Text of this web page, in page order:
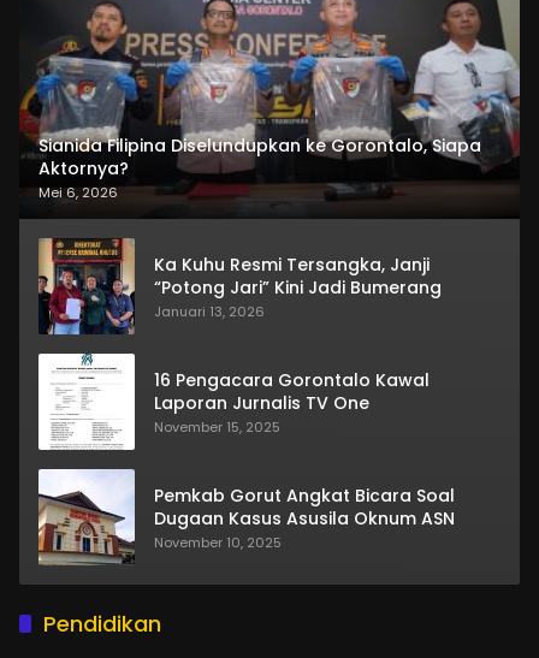
Sianida Filipina Diselundupkan ke Gorontalo, Siapa
Aktornya?
Mei 6, 2026
Ka Kuhu Resmi Tersangka, Janji
“Potong Jari” Kini Jadi Bumerang
Januari 13, 2026
16 Pengacara Gorontalo Kawal
Laporan Jurnalis TV One
November 15, 2025
Pemkab Gorut Angkat Bicara Soal
Dugaan Kasus Asusila Oknum ASN
November 10, 2025
Pendidikan